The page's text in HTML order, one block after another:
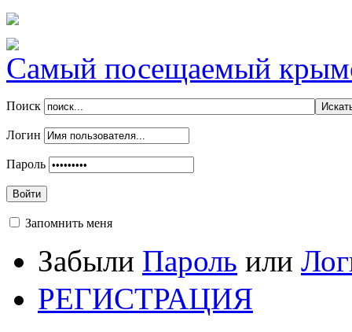
Самый посещаемый
Поиск
Логин
Пароль
Войти
Запомнить меня
Забыли Пароль или
РЕГИСТРАЦИЯ